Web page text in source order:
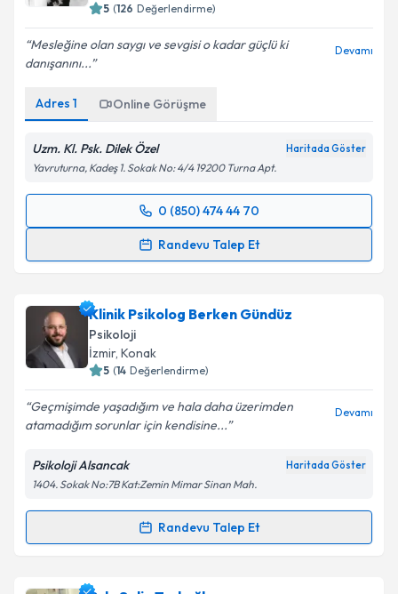
5 (126 Değerlendirme)
Mesleğine olan saygı ve sevgisi o kadar güçlü ki
danışanını...
Devamı
Adres 1 Online Görüşme
Uzm. Kl. Psk. Dilek Özel Haritada Göster
Yavruturna, Kadeş 1. Sokak No: 4/4 19200 Turna Apt.
0 (850) 474 44 70
Randevu Talep Et
Randevu Takvimi Talebi
için bir takvim hazırlandığında e-posta ile
bilgilendireceğiz.
E-posta Adresiniz
Metni'ni okudum ve kişisel verilerimin belirtilen
kapsamda işlenmesini kabul ediyorum.
Takvim Talebini Gönder
Klinik Psikolog Berken Gündüz
Psikoloji
İzmir, Konak
5 (14 Değerlendirme)
Geçmişimde yaşadığım ve hala daha üzerimden
atamadığım sorunlar için kendisine...
Devamı
Psikoloji Alsancak Haritada Göster
1404. Sokak No:7B Kat:Zemin Mimar Sinan Mah.
Randevu Talep Et
Randevu Takvimi Talebi